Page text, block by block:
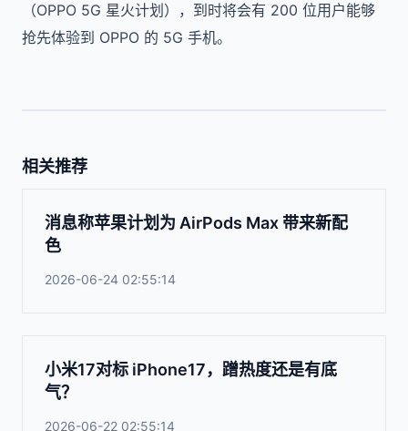
（OPPO 5G 星火计划），到时将会有 200 位用户能够
抢先体验到 OPPO 的 5G 手机。
相关推荐
消息称苹果计划为 AirPods Max 带来新配
色
2026-06-24 02:55:14
小米17对标 iPhone17，蹭热度还是有底
气？
2026-06-22 02:55:14